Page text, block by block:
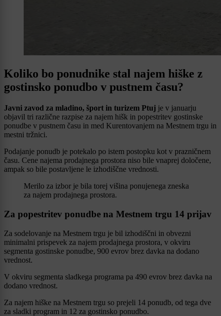
Koliko bo ponudnike stal najem hiške z
gostinsko ponudbo v pustnem času?
Javni zavod za mladino, šport in turizem Ptuj je v januarju
objavil tri različne razpise za najem hišk in popestritev gostinske
ponudbe v pustnem času in med Kurentovanjem na Mestnem trgu in
mestni tržnici.
Podajanje ponudb je potekalo po istem postopku kot v prazničnem
času. Cene najema prodajnega prostora niso bile vnaprej določene,
ampak so bile postavljene le izhodiščne vrednosti.
Merilo za izbor je bila torej višina ponujenega zneska
za najem prodajnega prostora.
Za popestritev ponudbe na Mestnem trgu 14 prijav
Za sodelovanje na Mestnem trgu je bil izhodiščni in obvezni
minimalni prispevek za najem prodajnega prostora, v okviru
segmenta gostinske ponudbe, 900 evrov brez davka na dodano
vrednost.
V okviru segmenta sladkega programa pa 490 evrov brez davka na
dodano vrednost.
Za najem hiške na Mestnem trgu so prejeli 14 ponudb, od tega dve
za sladki program in 12 za gostinsko ponudbo.